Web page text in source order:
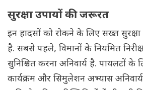
सुरक्षा उपायों की जरूरत
इन हादसों को रोकने के लिए सख्त
है. सबसे पहले, विमानों के नियमित
सुनिश्चित करना अनिवार्य है. पायलटों के
कार्यक्रम और सिमुलेशन अभ्यास